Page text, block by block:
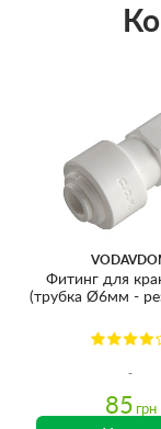
Фитинг для
(трубка Ø6мм -
85 грн